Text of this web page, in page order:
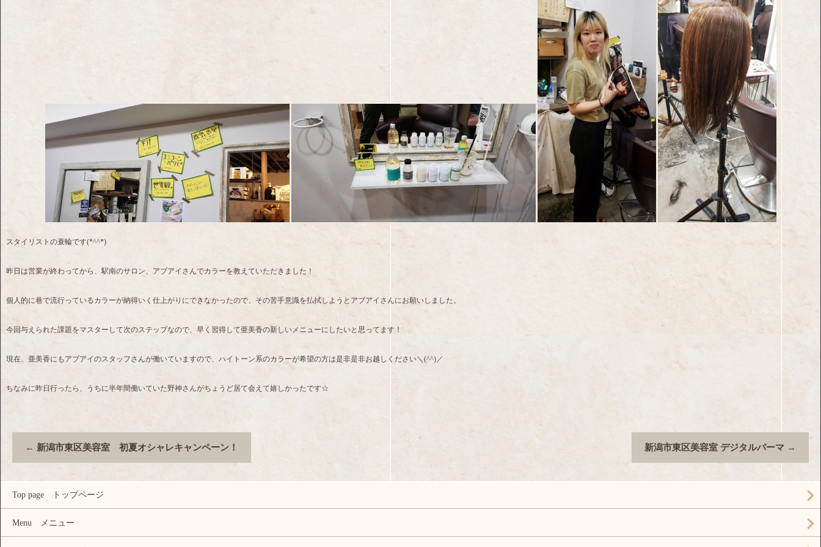
スタイリストの蓑輪です(*^^*)
昨日は営業が終わってから、駅南のサロン、アブアイさんでカラーを教えていただきました！
個人的に巷で流行っているカラーが納得いく仕上がりにできなかったので、その苦手意識を払拭しようとアブアイさんにお願いしました。
今回与えられた課題をマスターして次のステップなので、早く習得して亜美香の新しいメニューにしたいと思ってます！
現在、亜美香にもアブアイのスタッフさんが働いていますので、ハイトーン系のカラーが希望の方は是非是非お越しください＼(^^)／
ちなみに昨日行ったら、うちに半年間働いていた野神さんがちょうど居て会えて嬉しかったです☆
← 新潟市東区美容室 初夏オシャレキャンペーン！ 新潟市東区美容室 デジタルパーマ →
Top page トップページ
Menu メニュー